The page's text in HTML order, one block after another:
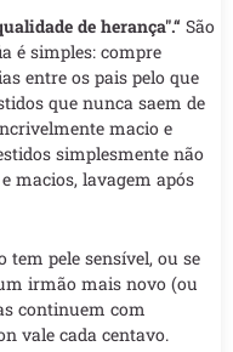
de herança".“ São
é simples: compre
entre os pais pelo que
que nunca saem de
macio e
simplesmente não
macios, lavagem após
tem pele sensível, ou se
irmão mais novo (ou
continuem com
vale cada centavo.